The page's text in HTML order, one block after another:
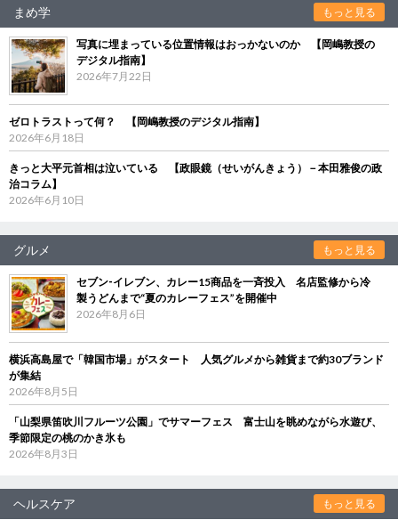
まめ学 もっと見る
写真に埋まっている位置情報はおっかないのか 【岡嶋教授の
デジタル指南】
2026年7月22日
ゼロトラストって何？ 【岡嶋教授のデジタル指南】
2026年6月18日
きっと大平元首相は泣いている 【政眼鏡（せいがんきょう）－本田雅俊の政
治コラム】
2026年6月10日
グルメ もっと見る
セブン‐イレブン、カレー15商品を一斉投入 名店監修から冷
製うどんまで“夏のカレーフェス”を開催中
2026年8月6日
横浜高島屋で「韓国市場」がスタート 人気グルメから雑貨まで約30ブランド
が集結
2026年8月5日
「山梨県笛吹川フルーツ公園」でサマーフェス 富士山を眺めながら水遊び、
季節限定の桃のかき氷も
2026年8月3日
ヘルスケア もっと見る